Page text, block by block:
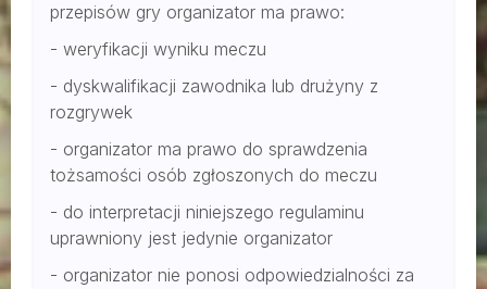
przepisów gry organizator ma prawo:
- weryfikacji wyniku meczu
- dyskwalifikacji zawodnika lub drużyny z
rozgrywek
- organizator ma prawo do sprawdzenia
tożsamości osób zgłoszonych do meczu
- do interpretacji niniejszego regulaminu
uprawniony jest jedynie organizator
- organizator nie ponosi odpowiedzialności za